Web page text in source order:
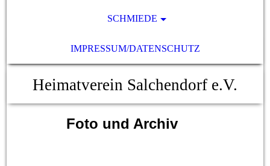
SCHMIEDE
IMPRESSUM/DATENSCHUTZ
Heimatverein Salchendorf e.V.
Foto und Archiv